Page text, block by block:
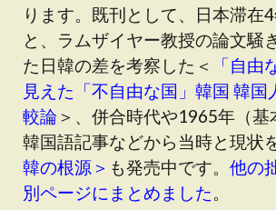
ります。既刊として、日本滞在
と、ラムザイヤー教授の論文騒
た日韓の差を考察した＜
「自由
見えた「不自由な国」韓国 韓国
較論 ＞、併合時代や1965年（
韓国語記事などから当時と現状
韓の根源＞ も発売中です。 他の
別ページにまとめました。